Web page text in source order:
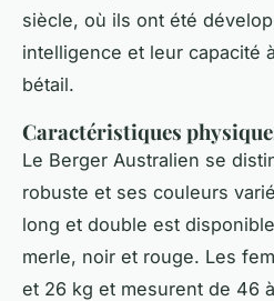
siècle, où ils ont été
intelligence et leur capacité
bétail.
Caractéristiques
Le Berger Australien se
robuste et ses couleurs
long et double est
merle, noir et rouge. Les
et 26 kg et mesurent de 46